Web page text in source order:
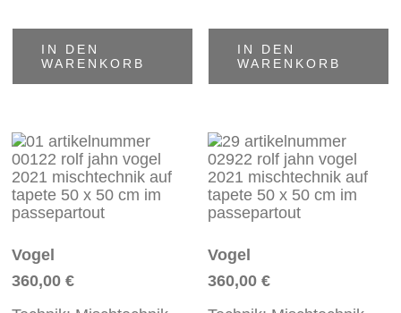
IN DEN
WARENKORB
IN DEN
WARENKORB
Vogel
360,00€
Vogel
360,00€